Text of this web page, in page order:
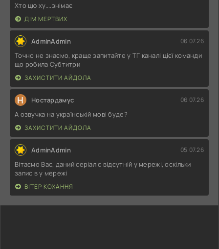
Хто цю ху....знімає
ДІМ МЕРТВИХ
AdminAdmin 06.07.26
Точно не знаємо, краще запитайте у ТГ каналі цієї команди
що робила Субтитри
ЗАХИСТИТИ АЙДОЛА
Н Ностардамус 06.07.26
А озвучка на українській мові буде?
ЗАХИСТИТИ АЙДОЛА
AdminAdmin 05.07.26
Вітаємо Вас, даний серіал є відсутній у мережі, оскільки
записів у мережі
ВІТЕР КОХАННЯ